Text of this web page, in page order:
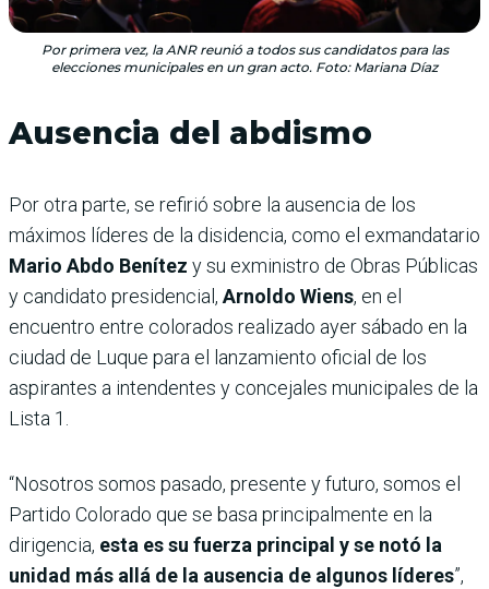
Por primera vez, la ANR reunió a todos sus candidatos para las
elecciones municipales en un gran acto. Foto: Mariana Díaz
Ausencia del abdismo
Por otra parte, se refirió sobre la ausencia de los
máximos líderes de la disidencia, como el exmandatario
Mario Abdo Benítez y su exministro de Obras Públicas
y candidato presidencial, Arnoldo Wiens, en el
encuentro entre colorados realizado ayer sábado en la
ciudad de Luque para el lanzamiento oficial de los
aspirantes a intendentes y concejales municipales de la
Lista 1.
“Nosotros somos pasado, presente y futuro, somos el
Partido Colorado que se basa principalmente en la
dirigencia, esta es su fuerza principal y se notó la
unidad más allá de la ausencia de algunos líderes”,